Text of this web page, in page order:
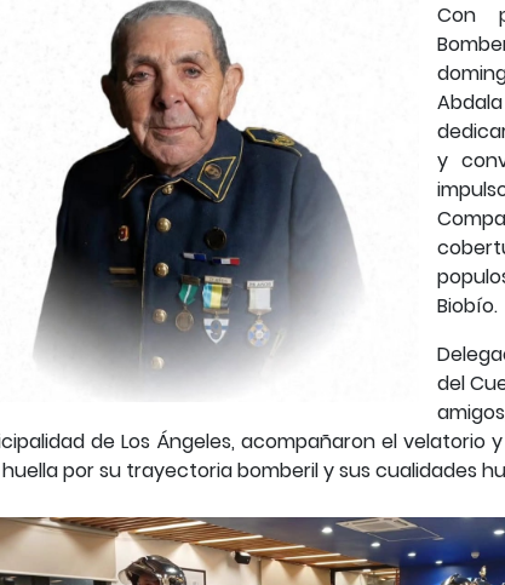
Con
y
Biobío.
del
de Los Ángeles, acompañaron el
por su trayectoria bomberil y sus cualidades